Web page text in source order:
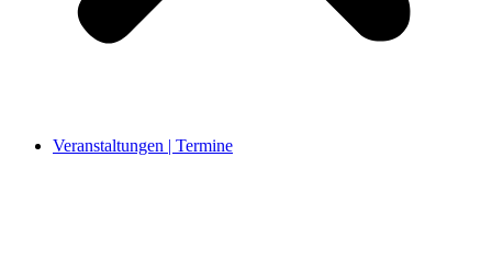
Veranstaltungen | Termine